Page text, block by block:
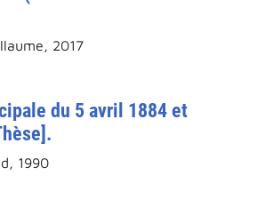
2017
du 5 avril 1884 et
1990